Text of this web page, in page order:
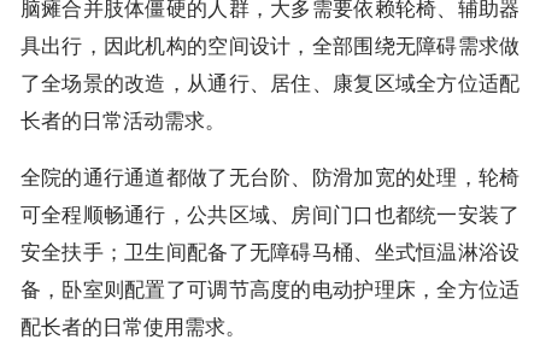
脑瘫合并肢体僵硬的人群，大多需要依赖轮椅、辅助器
具出行，因此机构的空间设计，全部围绕无障碍需求做
了全场景的改造，从通行、居住、康复区域全方位适配
长者的日常活动需求。
全院的通行通道都做了无台阶、防滑加宽的处理，轮椅
可全程顺畅通行，公共区域、房间门口也都统一安装了
安全扶手；卫生间配备了无障碍马桶、坐式恒温淋浴设
备，卧室则配置了可调节高度的电动护理床，全方位适
配长者的日常使用需求。